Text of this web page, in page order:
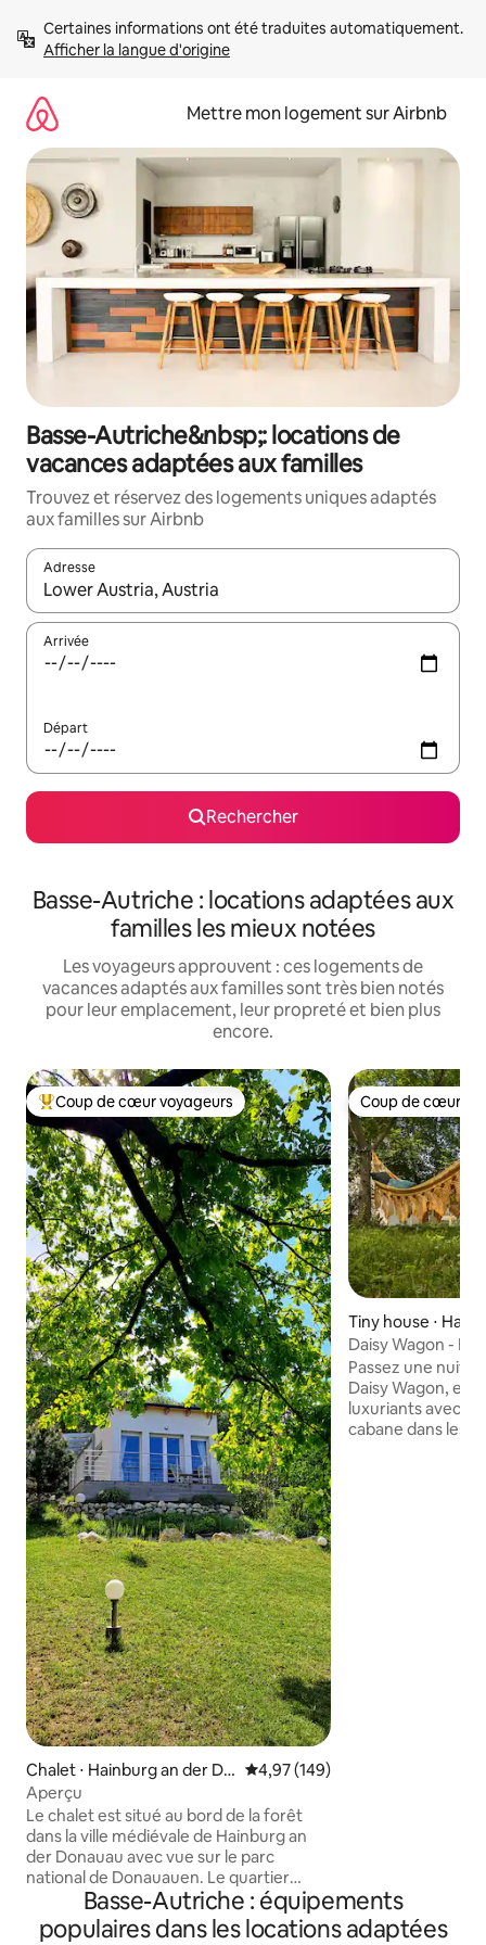
directement
Afficher la langue d'origine
Mettre mon logement sur Airbnb
Basse-Autriche&nbsp;: locations de
vacances adaptées aux familles
Trouvez et réservez des logements uniques adaptés
aux familles sur Airbnb
Adresse
Lorsque les résultats s'affichent, utilisez les flèches vers le
Arrivée
Départ
Rechercher
Basse-Autriche : locations adaptées aux
familles les mieux notées
Les voyageurs approuvent : ces logements de
vacances adaptés aux familles sont très bien notés
pour leur emplacement, leur propreté et bien plus
encore.
Coups de cœur voyageurs les plus appréciés
Coup de cœur voyageurs
Chalet ⋅ Hainburg an der Do
nau
Évaluation moyenne sur la
4,97 (149)
Aperçu
Le chalet est situé au bord de la forêt
dans la ville médiévale de Hainburg an
der Donauau avec vue sur le parc
national de Donauauen. Le quartier
« Donauland Carnuntum » offre de
délicieux sentiers de randonnée
pédestres et cyclables, de culture et de
Coup de cœur
Coup de cœur
Tiny house ⋅
r Donau
Daisy Wagon -
Passez une nuit
Daisy Wagon,
luxuriants avec
cabane dans les
Basse-Autriche : équipements
populaires dans les locations adaptées